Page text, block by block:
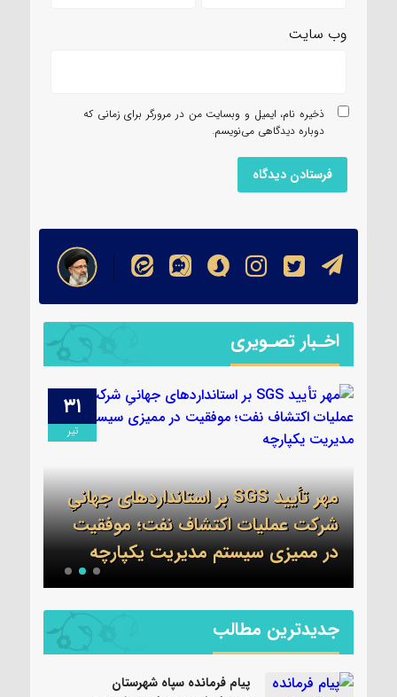
وب‌ سایت
ذخیره نام، ایمیل و وبسایت من در مرورگر برای زمانی که
دوباره دیدگاهی می‌نویسم.
اخـبار تصـویری
۳۱
تیر
مهر تأیید SGS بر استانداردهای جهانیِ
شرکت عملیات اکتشاف نفت؛ موفقیت
در ممیزی سیستم مدیریت یکپارچه
جدیدترین مطالب
پیام فرمانده سپاه شهرستان